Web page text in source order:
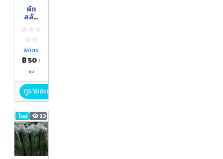
ผัก
สลัด
โอ๊ค"
พิจิตร
฿ 50/
ถุง
ดูรายละเอียด
ใหม่ 23